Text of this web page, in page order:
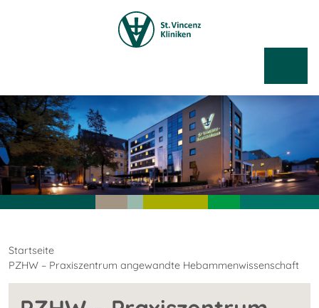
Startseite
PZHW – Praxiszentrum angewandte Hebammenwissenschaft